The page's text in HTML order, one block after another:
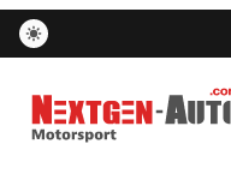
Nextgen-Auto.com